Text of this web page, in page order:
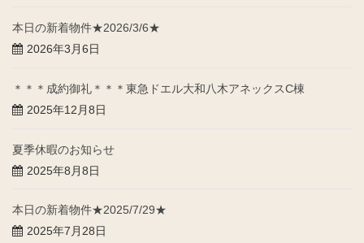
本日の新着物件★2026/3/6★
2026年3月6日
＊＊＊成約御礼＊＊＊東急ドエル大和八木アネックスC棟
2025年12月8日
夏季休暇のお知らせ
2025年8月8日
本日の新着物件★2025/7/29★
2025年7月28日